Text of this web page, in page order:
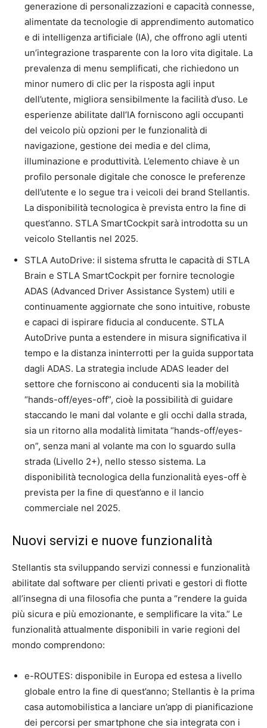
generazione di personalizzazioni e capacità connesse,
alimentate da tecnologie di apprendimento automatico
e di intelligenza artificiale (IA), che offrono agli utenti
un’integrazione trasparente con la loro vita digitale. La
prevalenza di menu semplificati, che richiedono un
minor numero di clic per la risposta agli input
dell’utente, migliora sensibilmente la facilità d’uso. Le
esperienze abilitate dall’IA forniscono agli occupanti
del veicolo più opzioni per le funzionalità di
navigazione, gestione dei media e del clima,
illuminazione e produttività. L’elemento chiave è un
profilo personale digitale che conosce le preferenze
dell’utente e lo segue tra i veicoli dei brand Stellantis.
La disponibilità tecnologica è prevista entro la fine di
quest’anno. STLA SmartCockpit sarà introdotta su un
veicolo Stellantis nel 2025.
STLA AutoDrive: il sistema sfrutta le capacità di STLA
Brain e STLA SmartCockpit per fornire tecnologie
ADAS (Advanced Driver Assistance System) utili e
continuamente aggiornate che sono intuitive, robuste
e capaci di ispirare fiducia al conducente. STLA
AutoDrive punta a estendere in misura significativa il
tempo e la distanza ininterrotti per la guida supportata
dagli ADAS. La strategia include ADAS leader del
settore che forniscono ai conducenti sia la mobilità
“hands-off/eyes-off”, cioè la possibilità di guidare
staccando le mani dal volante e gli occhi dalla strada,
sia un ritorno alla modalità limitata “hands-off/eyes-
on”, senza mani al volante ma con lo sguardo sulla
strada (Livello 2+), nello stesso sistema. La
disponibilità tecnologica della funzionalità eyes-off è
prevista per la fine di quest’anno e il lancio
commerciale nel 2025.
Nuovi servizi e nuove funzionalità
Stellantis sta sviluppando servizi connessi e funzionalità
abilitate dal software per clienti privati e gestori di flotte
all’insegna di una filosofia che punta a “rendere la guida
più sicura e più emozionante, e semplificare la vita.” Le
funzionalità attualmente disponibili in varie regioni del
mondo comprendono:
e-ROUTES: disponibile in Europa ed estesa a livello
globale entro la fine di quest’anno; Stellantis è la prima
casa automobilistica a lanciare un’app di pianificazione
dei percorsi per smartphone che sia integrata con i